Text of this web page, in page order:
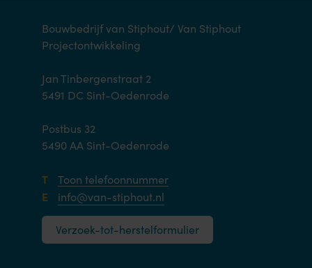
Bouwbedrijf van Stiphout/ Van Stiphout
Projectontwikkeling
Jan Tinbergenstraat 2
5491 DC Sint-Oedenrode
Postbus 32
5490 AA Sint-Oedenrode
T Toon telefoonnummer
E info@van-stiphout.nl
Verzoek-tot-herstelformulier